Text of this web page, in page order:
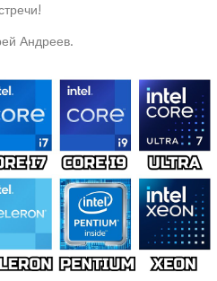
Андреев.